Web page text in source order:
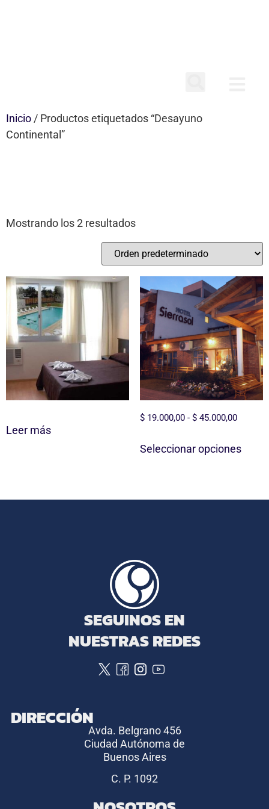
Inicio/ Productos etiquetados “Desayuno
Continental”
Mostrando los 2 resultados
Leer más
$19.000,00 - $45.000,00
Seleccionar opciones
SEGUINOS EN
NUESTRAS REDES
DIRECCIÓN
Avda. Belgrano 456
Ciudad Autónoma de
Buenos Aires
C. P. 1092